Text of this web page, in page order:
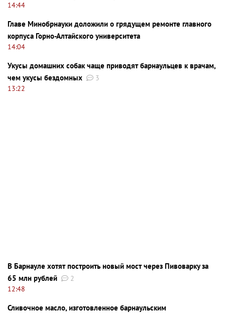
14:44
Главе Минобрнауки доложили о грядущем ремонте главного
корпуса Горно-Алтайского университета
14:04
Укусы домашних собак чаще приводят барнаульцев к врачам,
чем укусы бездомных
3
13:22
В Барнауле хотят построить новый мост через Пивоварку за
65 млн рублей
2
12:48
Сливочное масло, изготовленное барнаульским